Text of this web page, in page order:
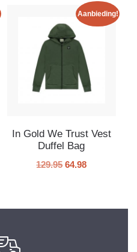
Aanbieding!
In Gold We Trust Vest
Duffel Bag
129.95 64.98